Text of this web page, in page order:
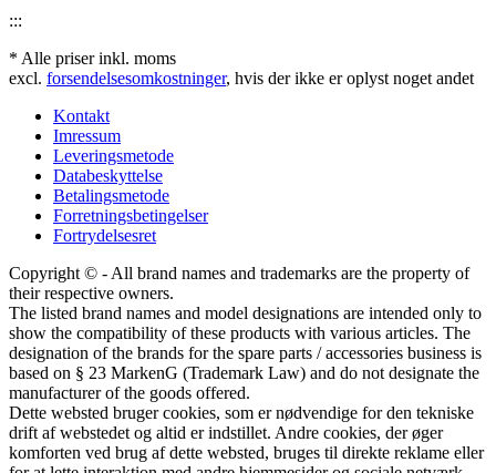
:::
* Alle priser inkl. moms
excl. forsendelsesomkostninger, hvis der ikke er oplyst noget andet
Kontakt
Imressum
Leveringsmetode
Databeskyttelse
Betalingsmetode
Forretningsbetingelser
Fortrydelsesret
Copyright © - All brand names and trademarks are the property of
their respective owners.
The listed brand names and model designations are intended only to
show the compatibility of these products with various articles. The
designation of the brands for the spare parts / accessories business is
based on § 23 MarkenG (Trademark Law) and do not designate the
manufacturer of the goods offered.
Dette websted bruger cookies, som er nødvendige for den tekniske
drift af webstedet og altid er indstillet. Andre cookies, der øger
komforten ved brug af dette websted, bruges til direkte reklame eller